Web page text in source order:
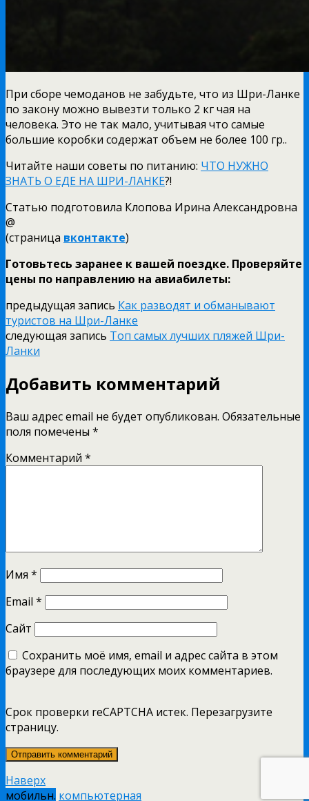
При сборе чемоданов не забудьте, что из Шри-Ланке
по закону можно вывезти только 2 кг чая на
человека. Это не так мало, учитывая что самые
большие коробки содержат объем не более 100 гр..
Читайте наши советы по питанию: ЧТО НУЖНО
ЗНАТЬ О ЕДЕ НА ШРИ-ЛАНКЕ?!
Статью подготовила Клопова Ирина Александровна
@
(страница вконтакте)
Готовьтесь заранее к вашей поездке. Проверяйте
цены по направлению на авиабилеты:
предыдущая запись Как разводят и обманывают
туристов на Шри-Ланке
следующая запись Топ самых лучших пляжей Шри-
Ланки
Добавить комментарий
Ваш адрес email не будет опубликован. Обязательные
поля помечены *
Комментарий *
Имя *
Email *
Сайт
Сохранить моё имя, email и адрес сайта в этом
браузере для последующих моих комментариев.
Срок проверки reCAPTCHA истек. Перезагрузите
страницу.
Наверх
мобильн. компьютерная